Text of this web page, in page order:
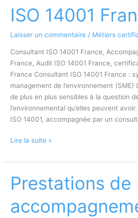
Travail
ISO 14001
Laisser un commentaire / Métiers
Consultant ISO 14001 France,
France, Audit ISO 14001 France,
France Consultant ISO 14001 France :
management de l’environnement (SME)
de plus en plus sensibles à la question
l’environnemental qu’elles peuvent
ISO 14001, accompagnée par un
Auditeur
consultant
14001
Lire la suite »
Prestations de